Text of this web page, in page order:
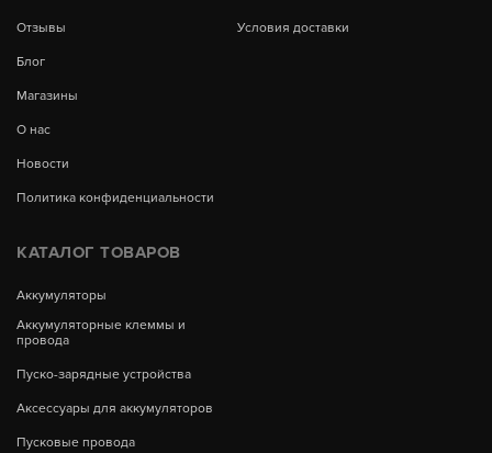
Отзывы
Блог
Магазины
О нас
Новости
Политика конфиденциальности
Условия доставки
КАТАЛОГ ТОВАРОВ
Аккумуляторы
Аккумуляторные клеммы и
провода
Пуско-зарядные устройства
Аксессуары для аккумуляторов
Пусковые провода